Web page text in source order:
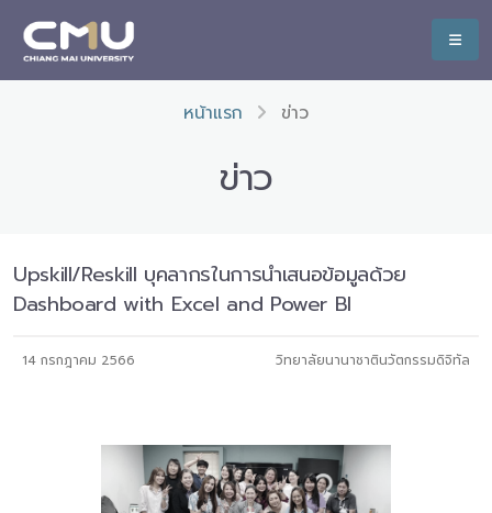
หน้าแรก ข่าว
ข่าว
Upskill/Reskill บุคลากรในการนำเสนอข้อมูลด้วย
Dashboard with Excel and Power BI
14 กรกฎาคม 2566 วิทยาลัยนานาชาตินวัตกรรมดิจิทัล